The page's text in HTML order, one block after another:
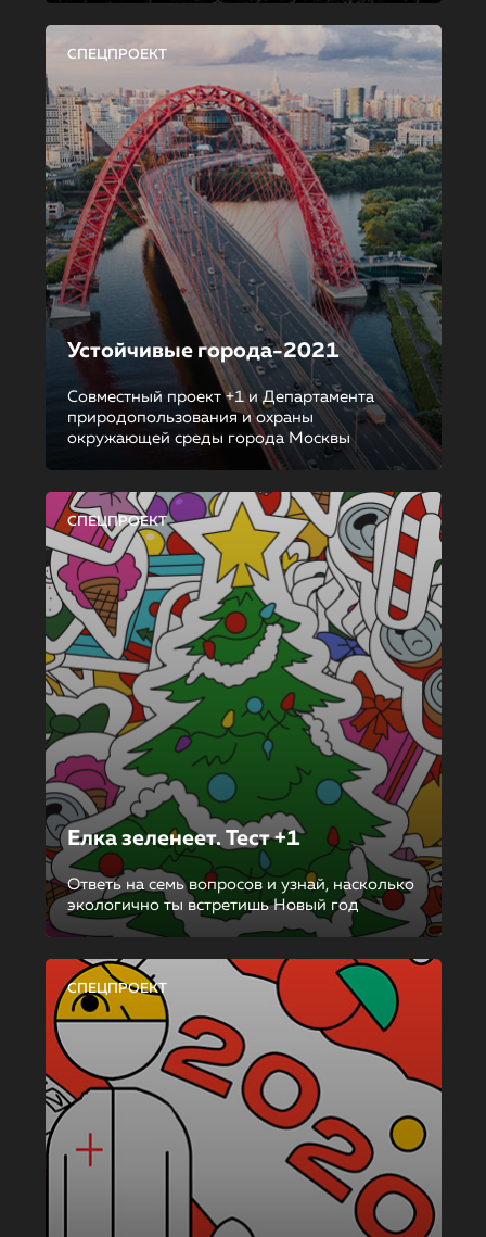
СПЕЦПРОЕКТ
Устойчивые города-2021
Совместный проект +1 и Департамента
природопользования и охраны
окружающей среды города Москвы
СПЕЦПРОЕКТ
Елка зеленеет. Тест +1
Ответь на семь вопросов и узнай, насколько
экологично ты встретишь Новый год
СПЕЦПРОЕКТ